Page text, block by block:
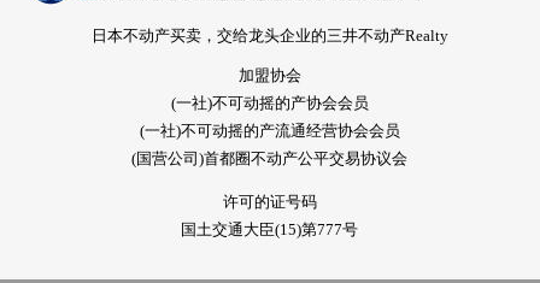
日本不动产买卖，交给龙头企业的三井不动产Realty
加盟协会
(一社)不可动摇的产协会会员
(一社)不可动摇的产流通经营协会会员
(国营公司)首都圈不动产公平交易协议会
许可的证号码
国土交通大臣(15)第777号